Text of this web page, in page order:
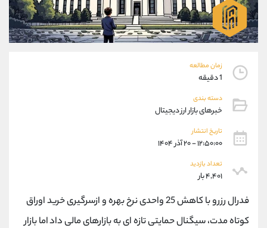
زمان مطالعه
1 دقیقه
دسته بندی
خبرهای بازار ارز دیجیتال
تاریخ انتشار
۱۲:۵۰:۰۰ - ۲۰ آذر ۱۴۰۴
تعداد بازدید
۴,۴۰۱ بار
فدرال رزرو با کاهش 25 واحدی نرخ بهره و ازسرگیری خرید اوراق
کوتاه مدت، سیگنال حمایتی تازه ای به بازارهای مالی داد اما بازار
09101364784
واتساپ شروع گفتگو
تلگرام @Armteam_admin_104
پشتیبان فروش
موبایل
واتساپ
تلگرام
داخلی
اطلاعات تماس
تلفن 021-22021030
بدون پیش شماره